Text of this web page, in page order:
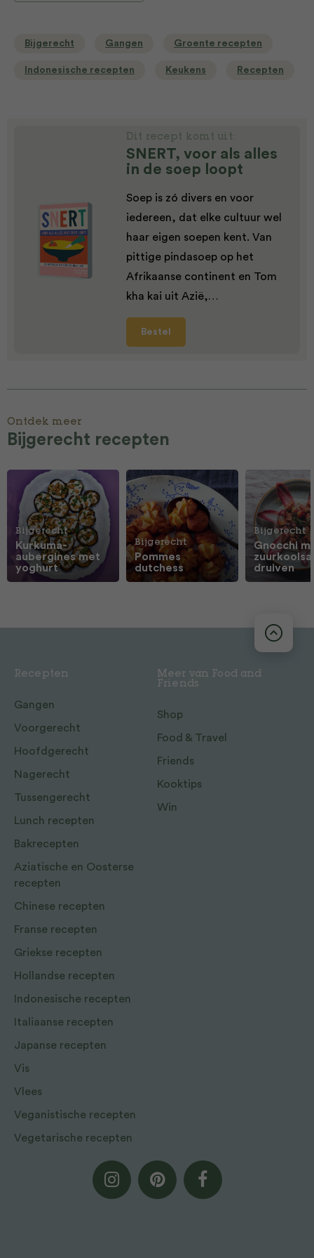
Bijgerecht Gangen Groente recepten
Indonesische recepten Keukens Recepten
Dit recept komt uit:
SNERT, voor als alles
in de soep loopt
Soep is zó divers en voor
iedereen, dat elke cultuur wel
haar eigen soepen kent. Van
pittige pindasoep op het
Afrikaanse continent en Tom
kha kai uit Azië,…
Bestel
Ontdek meer
Bijgerecht recepten
Bijgerecht
Kurkuma-
aubergines met
yoghurt
Bijgerecht
Pommes
dutchess
Bijgerecht
Gnocchi
druiven
Recepten
Gangen
Voorgerecht
Hoofdgerecht
Nagerecht
Tussengerecht
Lunch recepten
Bakrecepten
Aziatische en Oosterse
recepten
Chinese recepten
Franse recepten
Griekse recepten
Hollandse recepten
Indonesische recepten
Italiaanse recepten
Japanse recepten
Vis
Vlees
Veganistische recepten
Vegetarische recepten
Meer van Food and
Friends
Shop
Food & Travel
Friends
Kooktips
Win